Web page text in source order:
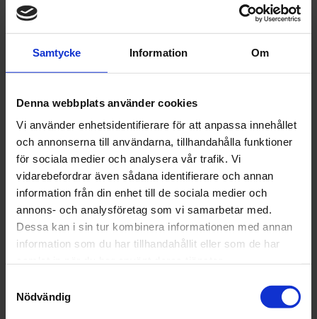
Samtycke Information Om
Denna webbplats använder cookies
Vi använder enhetsidentifierare för att anpassa innehållet
och annonserna till användarna, tillhandahålla funktioner
för sociala medier och analysera vår trafik. Vi
vidarebefordrar även sådana identifierare och annan
information från din enhet till de sociala medier och
annons- och analysföretag som vi samarbetar med.
Dessa kan i sin tur kombinera informationen med annan
information som du har tillhandahållit eller som de har
Nödvändig
Normalsnabb syntetisk förtunning lämplig till olika
användningsområden inom bilbranschen och som förtunning
Artikelnr: HA23822
Inkl. moms: 421 kr
Lägg i varukorgen
Fri frakt över 1500kr
Leverans inom 1-5 dagar